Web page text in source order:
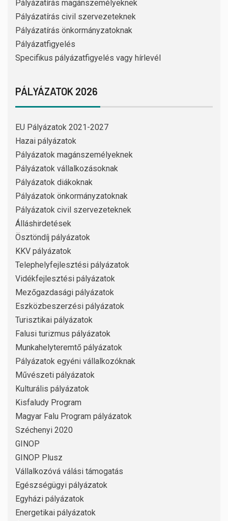
Pályázatírás magánszemélyeknek
Pályázatírás civil szervezeteknek
Pályázatírás önkormányzatoknak
Pályázatfigyelés
Specifikus pályázatfigyelés vagy hírlevél
PÁLYÁZATOK 2026
EU Pályázatok 2021-2027
Hazai pályázatok
Pályázatok magánszemélyeknek
Pályázatok vállalkozásoknak
Pályázatok diákoknak
Pályázatok önkormányzatoknak
Pályázatok civil szervezeteknek
Álláshirdetések
Ösztöndíj pályázatok
KKV pályázatok
Telephelyfejlesztési pályázatok
Vidékfejlesztési pályázatok
Mezőgazdasági pályázatok
Eszközbeszerzési pályázatok
Turisztikai pályázatok
Falusi turizmus pályázatok
Munkahelyteremtő pályázatok
Pályázatok egyéni vállalkozóknak
Művészeti pályázatok
Kulturális pályázatok
Kisfaludy Program
Magyar Falu Program pályázatok
Széchenyi 2020
GINOP
GINOP Plusz
Vállalkozóvá válási támogatás
Egészségügyi pályázatok
Egyházi pályázatok
Energetikai pályázatok